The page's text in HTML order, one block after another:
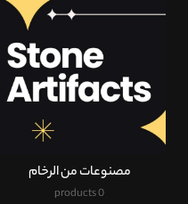
مصنوعات من الرخام
0 products